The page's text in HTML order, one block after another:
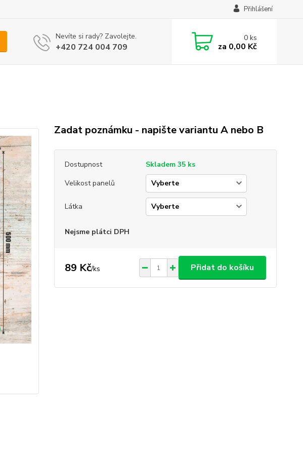
Přihlášení
Nevíte si rady? Zavolejte.
+420 724 004 709
0ks
za 0,00 Kč
Zadat poznámku - napište variantu A nebo B
Dostupnost
Skladem 35 ks
Velikost panelů
Látka
Nejsme plátci DPH
89 Kč/ks Přidat do košíku